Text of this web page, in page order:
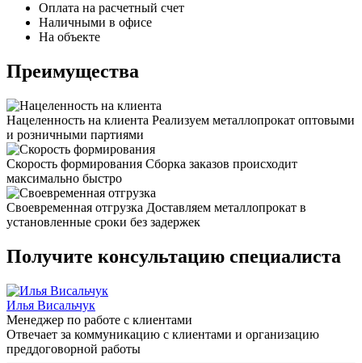
Оплата на расчетный счет
Наличными в офисе
На объекте
Преимущества
Нацеленность на клиента Реализуем металлопрокат оптовыми
и розничными партиями
Скорость формирования Сборка заказов происходит
максимально быстро
Своевременная отгрузка Доставляем металлопрокат в
установленные сроки без задержек
Получите консультацию специалиста
Илья Висальчук
Менеджер по работе с клиентами
Отвечает за коммуникацию с клиентами и организацию
преддоговорной работы